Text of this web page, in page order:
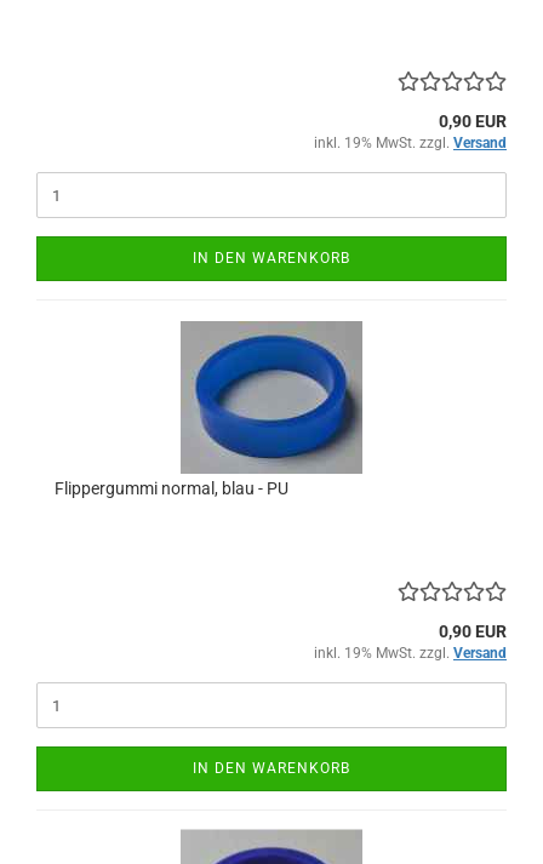
0,90 EUR
inkl. 19% MwSt. zzgl. Versand
IN DEN WARENKORB
Flippergummi normal, blau - PU
0,90 EUR
inkl. 19% MwSt. zzgl. Versand
IN DEN WARENKORB